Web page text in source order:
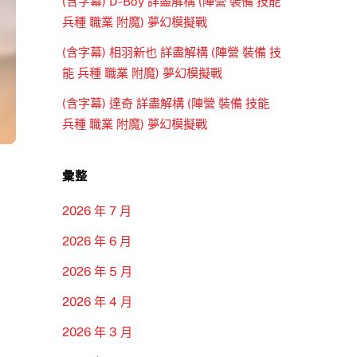
兵種 職業 附魔) 夢幻模擬戰
(含字幕) 相羽新也 詳盡解構 (陣營 裝備 技
能 兵種 職業 附魔) 夢幻模擬戰
(含字幕) 達奇 詳盡解構 (陣營 裝備 技能
兵種 職業 附魔) 夢幻模擬戰
彙整
2026 年 7 月
2026 年 6 月
2026 年 5 月
2026 年 4 月
2026 年 3 月